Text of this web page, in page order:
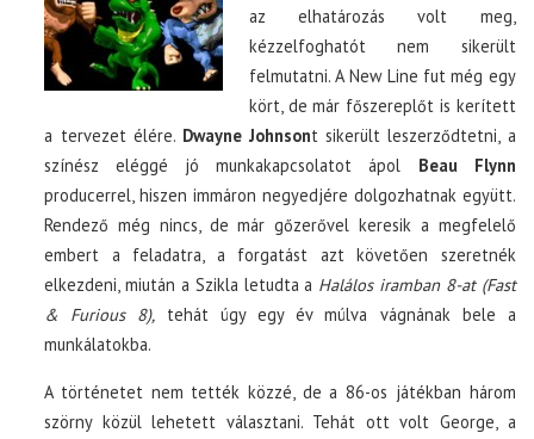
az elhatározás volt meg,
kézzelfoghatót nem sikerült
felmutatni. A New Line fut még egy
kört, de már főszereplőt is kerített
a tervezet élére. Dwayne Johnsont sikerült leszerződtetni, a
színész eléggé jó munkakapcsolatot ápol Beau Flynn
producerrel, hiszen immáron negyedjére dolgozhatnak együtt.
Rendező még nincs, de már gőzerővel keresik a megfelelő
embert a feladatra, a forgatást azt követően szeretnék
elkezdeni, miután a Szikla letudta a Halálos iramban 8-at (Fast
& Furious 8), tehát úgy egy év múlva vágnának bele a
munkálatokba.
A történetet nem tették közzé, de a 86-os játékban három
szörny közül lehetett választani. Tehát ott volt George, a